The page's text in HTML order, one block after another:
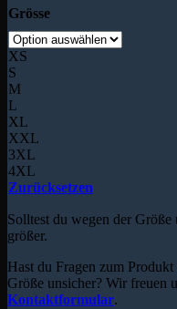
Grösse
XS
S
M
L
XL
XXL
3XL
4XL
Zurücksetzen
Solltest du wegen der Größe
größer.
Hast du Fragen zum
Größe unsicher? Wir freuen
Kontaktformular.